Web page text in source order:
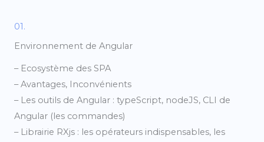
01.
Environnement de Angular
– Ecosystème des SPA
– Avantages, Inconvénients
– Les outils de Angular : typeScript, nodeJS, CLI de
Angular (les commandes)
– Librairie RXjs : les opérateurs indispensables, les